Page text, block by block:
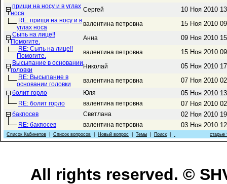
прищи на носу и в углах
носа
Сергей 10 Ноя 2010
RE: прищи на носу и в
углах носа
валентина петровна 15 Ноя 2010
Сыпь на лице!!
Помогите.
Анна 09 Ноя 2010
RE: Сыпь на лице!!
Помогите.
валентина петровна 15 Ноя 2010
Высыпание в основании
головки
Николай 05 Ноя 2010
RE: Высыпание в
основании головки
валентина петровна 07 Ноя 2010
болит горло Юля 05 Ноя 2010
RE: болит горло валентина петровна 07 Ноя 2010
бакпосев Светлана 02 Ноя 2010
RE: бакпосев валентина петровна 03 Ноя 2010
Список Кабинетов Список вопросов Новый вопрос Темы Поиск старые
All rights reserved. ©